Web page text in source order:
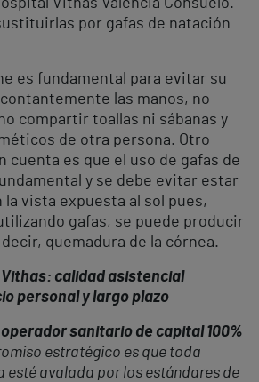
Vithas Valencia Consuelo.
por gafas de natación
es fundamental para evitar su
las manos, no
compartir toallas ni sábanas y
de otra persona. Otro
cuenta es que el uso de gafas de
y se debe evitar estar
la vista expuesta al sol pues,
gafas, se puede producir
quemadura de la córnea.
calidad asistencial
personal y largo plazo
sanitario de capital 100%
estratégico es que toda
esté avalada por los estándares de